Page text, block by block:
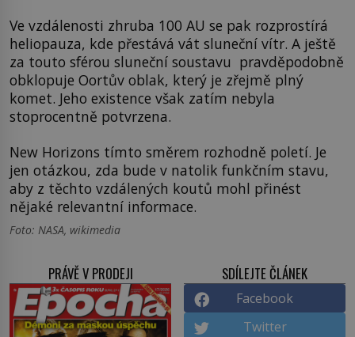
Ve vzdálenosti zhruba 100 AU se pak rozprostírá
heliopauza, kde přestává vát sluneční vítr. A ještě
za touto sférou sluneční soustavu pravděpodobně
obklopuje Oortův oblak, který je zřejmě plný
komet. Jeho existence však zatím nebyla
stoprocentně potvrzena.
New Horizons tímto směrem rozhodně poletí. Je
jen otázkou, zda bude v natolik funkčním stavu,
aby z těchto vzdálených koutů mohl přinést
nějaké relevantní informace.
Foto: NASA, wikimedia
PRÁVĚ V PRODEJI SDÍLEJTE ČLÁNEK
Facebook
Twitter